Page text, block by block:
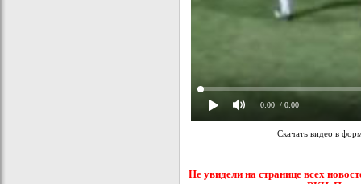
0:00 / 0:00
Скачать видео в
Не увидели на странице всех